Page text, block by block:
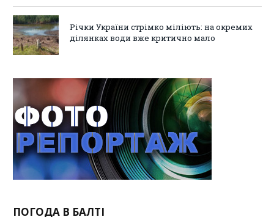
Річки України стрімко міліють: на окремих
ділянках води вже критично мало
ПОГОДА В БАЛТІ